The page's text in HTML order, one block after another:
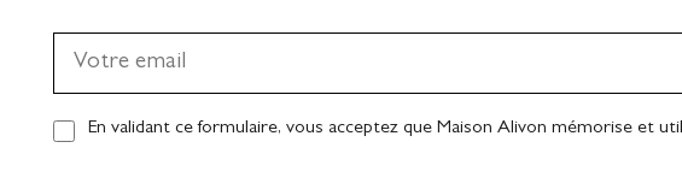
En validant ce formulaire, vous acceptez que Maison Alivon mémorise et